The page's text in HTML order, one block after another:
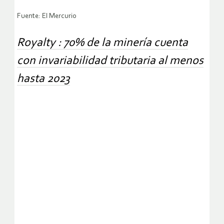
Fuente: El Mercurio
Royalty : 70% de la minería cuenta
con invariabilidad tributaria al menos
hasta 2023